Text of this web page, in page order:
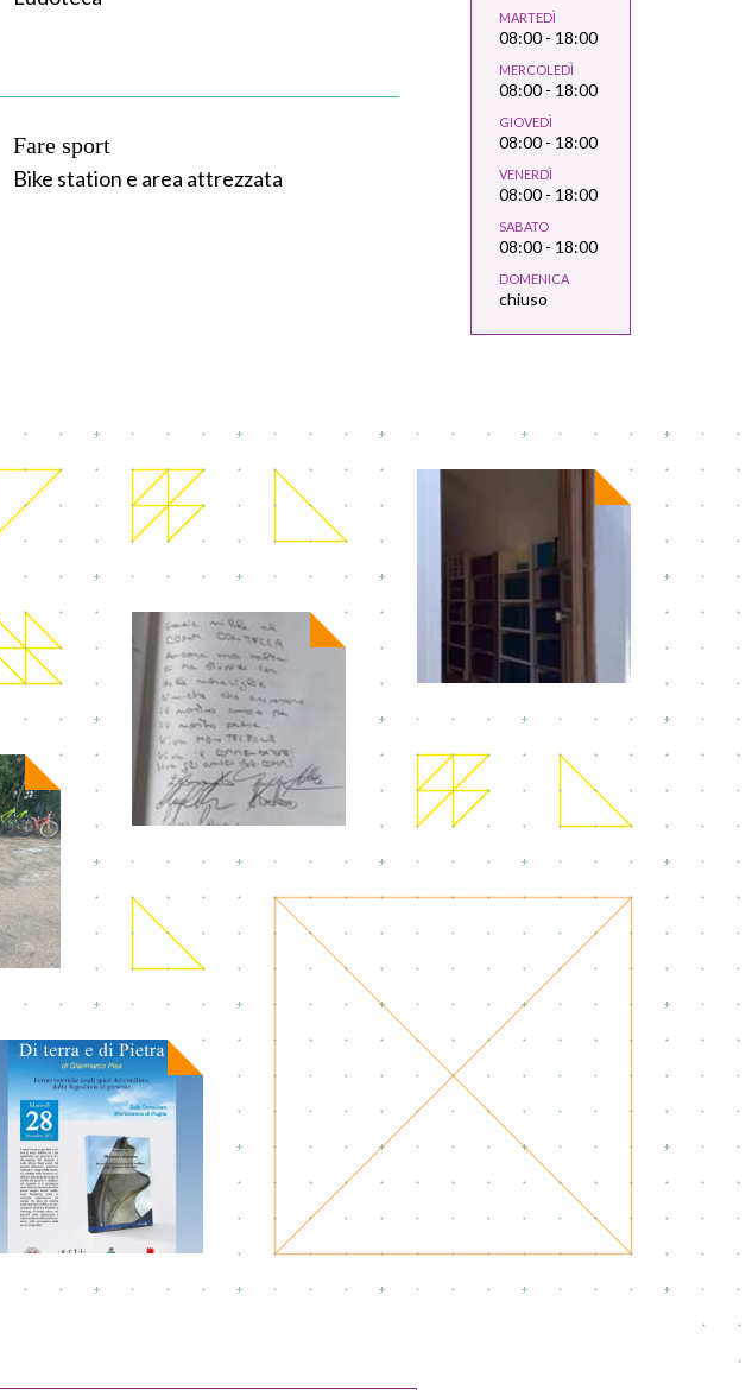
Fare sport
Bike station e area attrezzata
MARTEDÌ
08:00 - 18:00
MERCOLEDÌ
08:00 - 18:00
GIOVEDÌ
08:00 - 18:00
VENERDÌ
08:00 - 18:00
SABATO
08:00 - 18:00
DOMENICA
chiuso